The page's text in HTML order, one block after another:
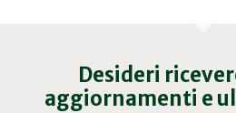
Desideri
aggiornamenti e